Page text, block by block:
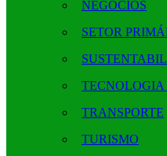
NEGÓCIOS
SETOR
TRANSPORTE
TURISMO